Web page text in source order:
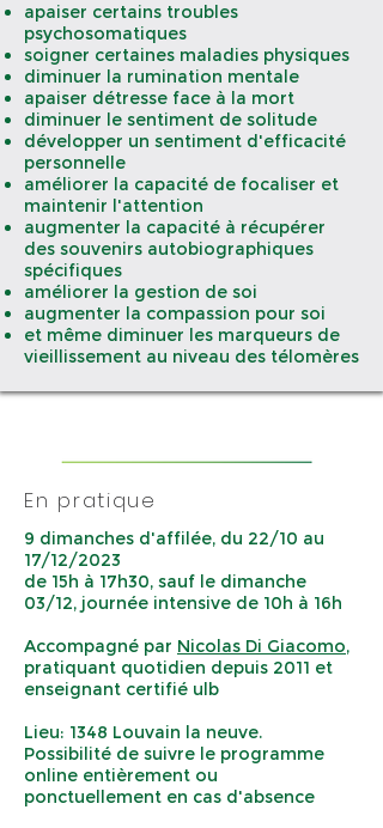
apaiser certains troubles
psychosomatiques
soigner certaines maladies physiques
diminuer la rumination mentale
apaiser détresse face à la mort
diminuer le sentiment de solitude
développer un sentiment d'efficacité
personnelle
améliorer la capacité de focaliser et
maintenir l'attention
augmenter la capacité à récupérer
des souvenirs autobiographiques
spécifiques
améliorer la gestion de soi
augmenter la compassion pour soi
et même diminuer les marqueurs de
vieillissement au niveau des télomères
En pratique
9 dimanches d'affilée, du 22/10 au
17/12/2023
de 15h à 17h30, sauf le dimanche
03/12, journée intensive de 10h à 16h
Accompagné par Nicolas Di Giacomo,
pratiquant quotidien depuis 2011 et
enseignant certifié ulb
Lieu: 1348 Louvain la neuve.
Possibilité de suivre le programme
online entièrement ou
ponctuellement en cas d'absence